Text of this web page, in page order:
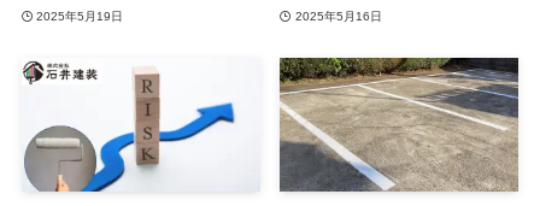
2025年5月19日 2025年5月16日